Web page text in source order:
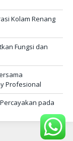
Kolam Renang
Fungsi dan
Profesional
pada